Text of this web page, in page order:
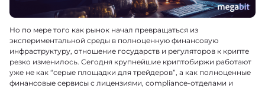
Но по мере того как рынок начал превращаться из
экспериментальной среды в полноценную финансовую
инфраструктуру, отношение государств и регуляторов к крипте
резко изменилось. Сегодня крупнейшие криптобиржи работают
уже не как “серые площадки для трейдеров”, а как полноценные
финансовые сервисы с лицензиями, compliance-отделами и